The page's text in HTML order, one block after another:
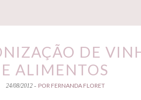
DE
E ALIMENTOS
24/08/2012 - POR FERNANDA FLORET